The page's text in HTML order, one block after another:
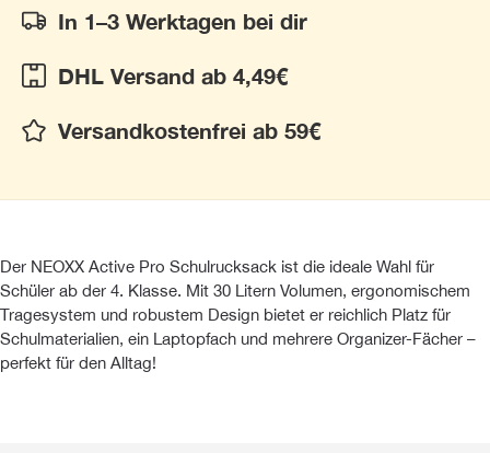
In 1–3 Werktagen bei dir
DHL Versand ab 4,49€
Versandkostenfrei ab 59€
Der NEOXX Active Pro Schulrucksack ist die ideale Wahl für
Schüler ab der 4. Klasse. Mit 30 Litern Volumen, ergonomischem
Tragesystem und robustem Design bietet er reichlich Platz für
Schulmaterialien, ein Laptopfach und mehrere Organizer-Fächer –
perfekt für den Alltag!